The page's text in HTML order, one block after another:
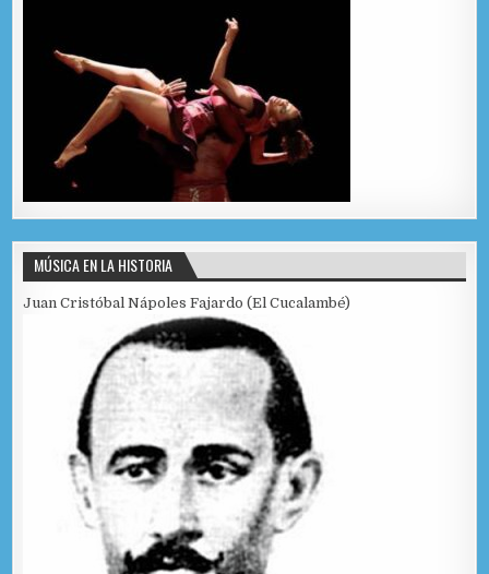
MÚSICA EN LA HISTORIA
Juan Cristóbal Nápoles Fajardo (El Cucalambé)